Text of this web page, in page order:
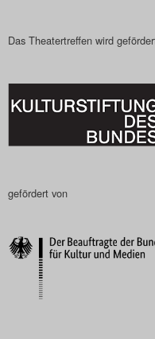
Das Theatertreffen wird
gefördert von